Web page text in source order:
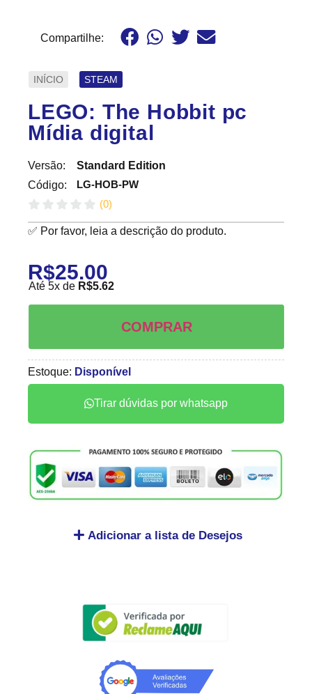
Compartilhe:
INÍCIO STEAM
LEGO: The Hobbit pc
Mídia digital
Versão:
Código:
Standard Edition
LG-HOB-PW
(0)
✅ Por favor, leia a descrição do produto.
R$25.00
Até 5x de R$5.62
COMPRAR
Estoque: Disponível
Tirar dúvidas por whatsapp
Adicionar a lista de Desejos